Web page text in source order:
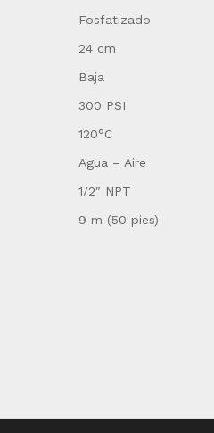
Fosfatizado
24 cm
Baja
300 PSI
120°C
Agua – Aire
1/2″ NPT
9 m (50 pies)